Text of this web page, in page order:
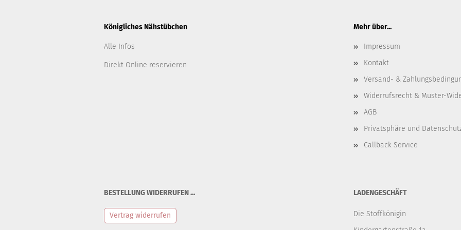
Königliches Nähstübchen
Alle Infos
Direkt Online reservieren
Mehr über...
Impressum
Kontakt
Versand- &
Widerrufsrecht & Muster-
AGB
Privatsphäre und
Callback Service
BESTELLUNG WIDERRUFEN ...
Vertrag widerrufen
LADENGESCHÄFT
Die Stoffkönigin